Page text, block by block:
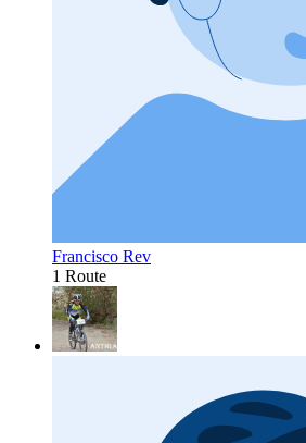
Francisco Rev
1 Route